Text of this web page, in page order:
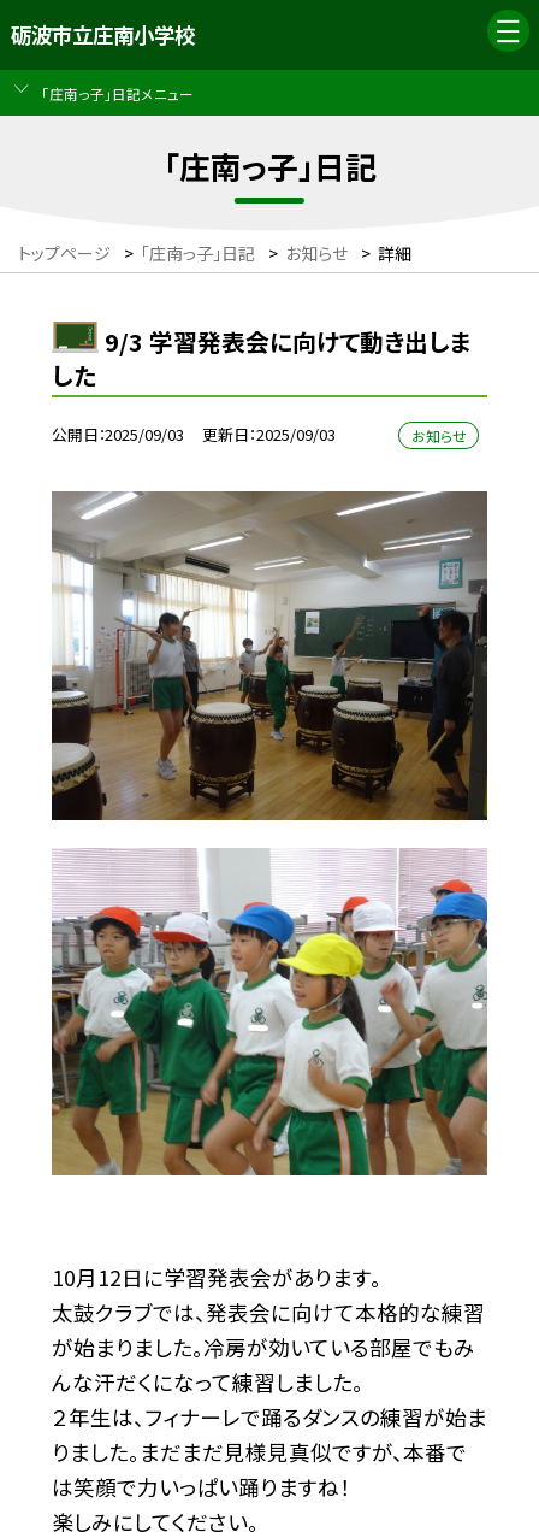
砺波市立庄南小学校
「庄南っ子」日記メニュー
「庄南っ子」日記
トップページ > 「庄南っ子」日記 > お知らせ > 詳細
9/3 学習発表会に向けて動き出しま
した
公開日 2025/09/03 更新日 2025/09/03 お知らせ
10月12日に学習発表会があります。
太鼓クラブでは、発表会に向けて本格的な練習
が始まりました。冷房が効いている部屋でもみ
んな汗だくになって練習しました。
２年生は、フィナーレで踊るダンスの練習が始ま
りました。まだまだ見様見真似ですが、本番で
は笑顔で力いっぱい踊りますね！
楽しみにしてください。